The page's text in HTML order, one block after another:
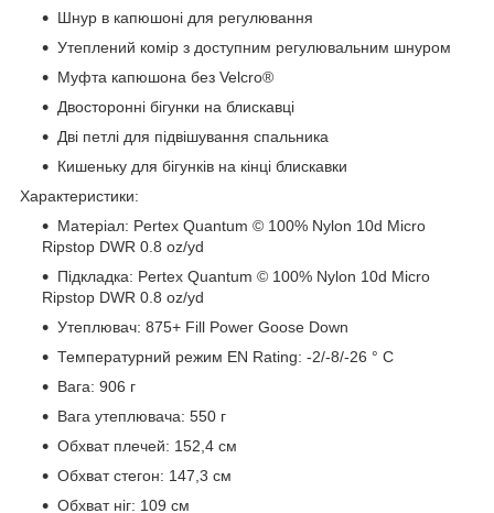
Шнур в капюшоні для регулювання
Утеплений комір з доступним регулювальним шнуром
Муфта капюшона без Velcro®
Двосторонні бігунки на блискавці
Дві петлі для підвішування спальника
Кишеньку для бігунків на кінці блискавки
Характеристики:
Матеріал: Pertex Quantum © 100% Nylon 10d Micro
Ripstop DWR 0.8 oz/yd
Підкладка: Pertex Quantum © 100% Nylon 10d Micro
Ripstop DWR 0.8 oz/yd
Утеплювач: 875+ Fill Power Goose Down
Температурний режим EN Rating: -2/-8/-26 ° C
Вага: 906 г
Вага утеплювача: 550 г
Обхват плечей: 152,4 см
Обхват стегон: 147,3 см
Обхват ніг: 109 см